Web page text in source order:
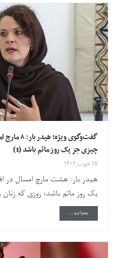
گفت‌وگوی
چیزی جز یک روز ماتم باشد (1)
۱۷ حوت ۱۴۰۲
هیدر بار: هشت مارچ امسال در
یک روز ماتم باشد؛ روزی که
بخوانید...